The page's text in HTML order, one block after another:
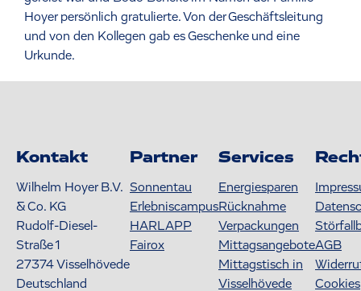
Hoyer persönlich gratulierte. Von der Geschäftsleitung
und von den Kollegen gab es Geschenke und eine
Urkunde.
Kontakt
Wilhelm Hoyer B.V.
& Co. KG
Rudolf-Diesel-
Straße 1
27374Visselhövede
Deutschland
Partner
Sonnentau
Erlebniscampus
HARLAPP
Fairox
Services
Energiesparen
Rücknahme
Verpackungen
Mittagsangebote
Mittagstisch in
Visselhövede
AGB
Cookies